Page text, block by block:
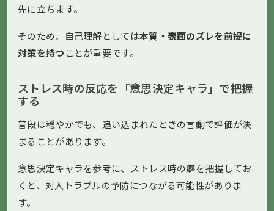
先に立ちます。
そのため、自己理解としては本質・表面のズレを前提に
対策を持つことが重要です。
ストレス時の反応を「意思決定キャラ」で把握
する
普段は穏やかでも、追い込まれたときの言動で評価が決
まることがあります。
意思決定キャラを参考に、ストレス時の癖を把握してお
くと、対人トラブルの予防につながる可能性がありま
す。